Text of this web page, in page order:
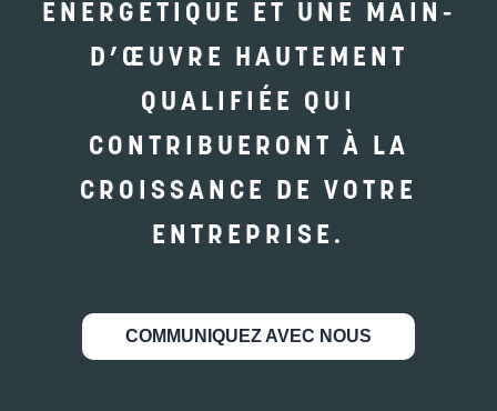
ÉNERGÉTIQUE ET UNE MAIN-
D’ŒUVRE HAUTEMENT
QUALIFIÉE QUI
CONTRIBUERONT À LA
CROISSANCE DE VOTRE
ENTREPRISE.
COMMUNIQUEZ AVEC NOUS